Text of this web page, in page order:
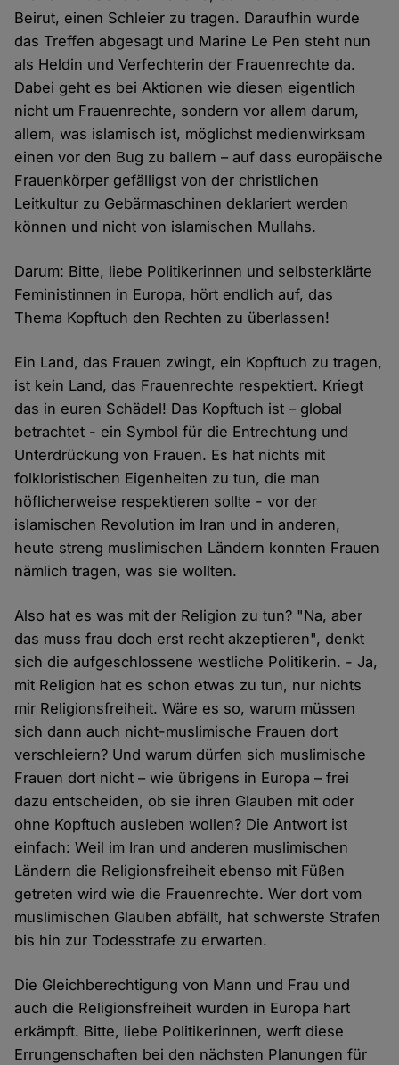
Beirut, einen Schleier zu tragen. Daraufhin wurde
das Treffen abgesagt und Marine Le Pen steht nun
als Heldin und Verfechterin der Frauenrechte da.
Dabei geht es bei Aktionen wie diesen eigentlich
nicht um Frauenrechte, sondern vor allem darum,
allem, was islamisch ist, möglichst medienwirksam
einen vor den Bug zu ballern – auf dass europäische
Frauenkörper gefälligst von der christlichen
Leitkultur zu Gebärmaschinen deklariert werden
können und nicht von islamischen Mullahs.
Darum: Bitte, liebe Politikerinnen und selbsterklärte
Feministinnen in Europa, hört endlich auf, das
Thema Kopftuch den Rechten zu überlassen!
Ein Land, das Frauen zwingt, ein Kopftuch zu tragen,
ist kein Land, das Frauenrechte respektiert. Kriegt
das in euren Schädel! Das Kopftuch ist – global
betrachtet - ein Symbol für die Entrechtung und
Unterdrückung von Frauen. Es hat nichts mit
folkloristischen Eigenheiten zu tun, die man
höflicherweise respektieren sollte - vor der
islamischen Revolution im Iran und in anderen,
heute streng muslimischen Ländern konnten Frauen
nämlich tragen, was sie wollten.
Also hat es was mit der Religion zu tun? "Na, aber
das muss frau doch erst recht akzeptieren", denkt
sich die aufgeschlossene westliche Politikerin. - Ja,
mit Religion hat es schon etwas zu tun, nur nichts
mir Religionsfreiheit. Wäre es so, warum müssen
sich dann auch nicht-muslimische Frauen dort
verschleiern? Und warum dürfen sich muslimische
Frauen dort nicht – wie übrigens in Europa – frei
dazu entscheiden, ob sie ihren Glauben mit oder
ohne Kopftuch ausleben wollen? Die Antwort ist
einfach: Weil im Iran und anderen muslimischen
Ländern die Religionsfreiheit ebenso mit Füßen
getreten wird wie die Frauenrechte. Wer dort vom
muslimischen Glauben abfällt, hat schwerste Strafen
bis hin zur Todesstrafe zu erwarten.
Die Gleichberechtigung von Mann und Frau und
auch die Religionsfreiheit wurden in Europa hart
erkämpft. Bitte, liebe Politikerinnen, werft diese
Errungenschaften bei den nächsten Planungen für